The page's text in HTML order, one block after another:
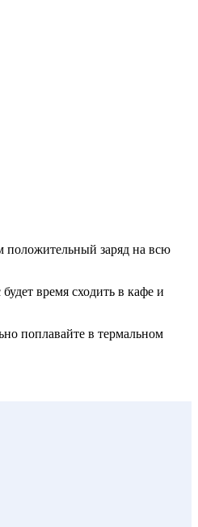
положительный заряд на всю
время сходить в кафе и
поплавайте в термальном